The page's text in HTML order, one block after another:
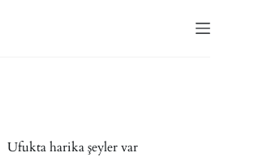
Ufukta harika şeyler var